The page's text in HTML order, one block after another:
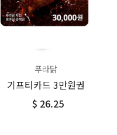
푸라닭
기프티카드 3만원권
$ 26.25